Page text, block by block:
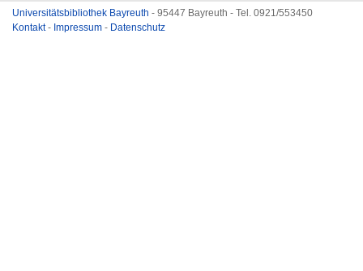
Universitätsbibliothek Bayreuth - 95447 Bayreuth - Tel. 0921/553450
Kontakt- Impressum - Datenschutz